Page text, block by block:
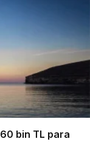
bin TL para